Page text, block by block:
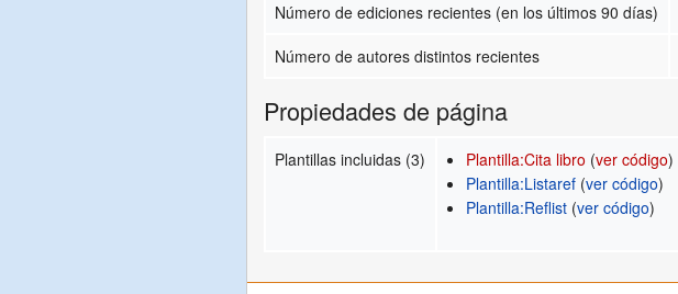
Número de ediciones recientes (en los últimos 90 días)
Número de autores distintos recientes
Propiedades de página
Plantillas incluidas (3) Plantilla:Cita libro (ver código)
Plantilla:Listaref (ver código)
Plantilla:Reflist (ver código)